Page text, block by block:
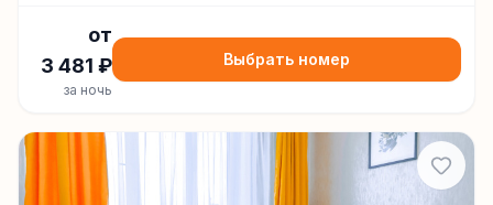
от
3 481 ₽
за ночь
Выбрать номер